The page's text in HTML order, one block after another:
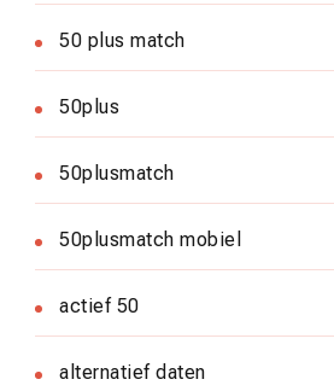
50 plus match
50plus
50plusmatch
50plusmatch mobiel
actief 50
alternatief daten